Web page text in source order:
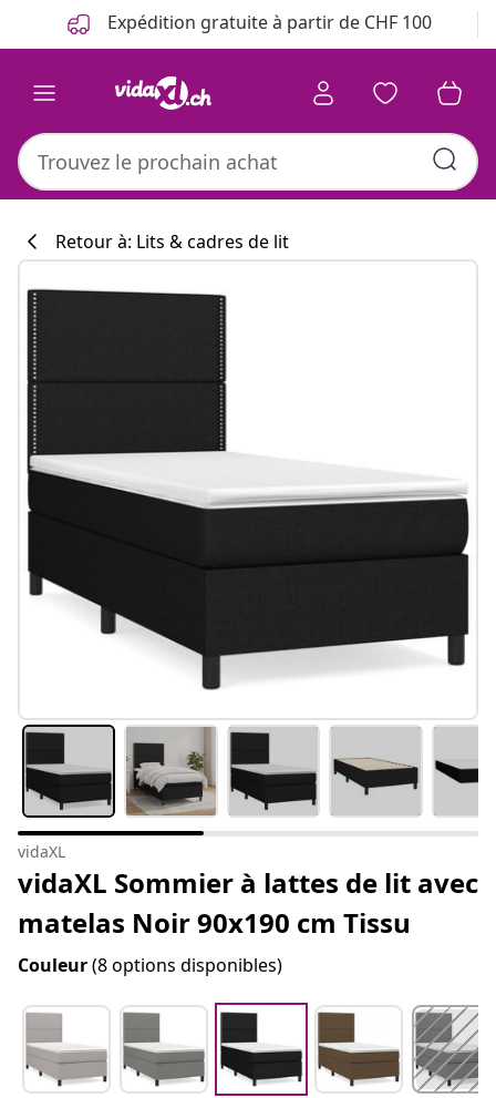
Précédent Expédition gratuite à partir de CHF 100
Retour à: Lits & cadres de lit
vidaXL
vidaXL Sommier à lattes de lit avec
matelas Noir 90x190 cm Tissu
Couleur(8 options disponibles)